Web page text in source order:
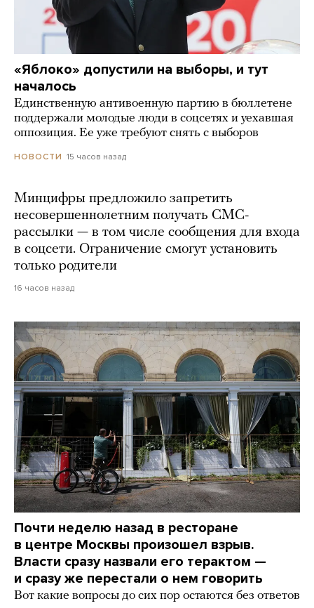
«Яблоко» допустили на выборы, и тут
началось
Единственную антивоенную партию в бюллетене
поддержали молодые люди в соцсетях и уехавшая
оппозиция. Ее уже требуют снять с выборов
НОВОСТИ 15 часов назад
Минцифры предложило запретить
несовершеннолетним получать СМС-
рассылки — в том числе сообщения для входа
в соцсети. Ограничение смогут установить
только родители
16 часов назад
Почти неделю назад в ресторане
в центре Москвы произошел взрыв.
Власти сразу назвали его терактом —
и сразу же перестали о нем говорить
Вот какие вопросы до сих пор остаются без ответов